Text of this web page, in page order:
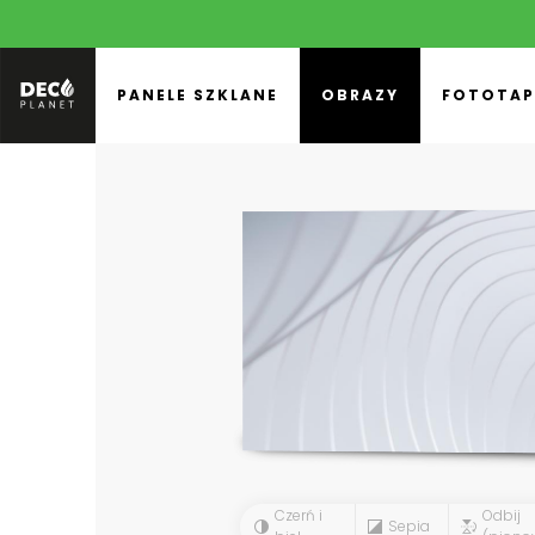
PANELE SZKLANE OBRAZY
Czerń i
Sepia
Odbij